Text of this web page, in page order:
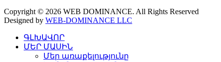
Copyright © 2026 WEB DOMINANCE. All Rights Reserved
Designed by WEB-DOMINANCE LLC
ԳԼԽԱՎՈՐ
ՄԵՐ ՄԱՍԻՆ
Մեր առաքելությունը